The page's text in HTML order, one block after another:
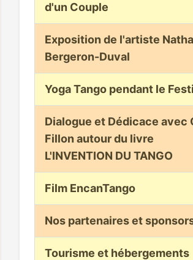
d'un Couple
Exposition de l'artiste
Bergeron-Duval
Yoga Tango pendant le
Dialogue et Dédicace avec
Fillon autour du livre
L'INVENTION DU TANGO
Film EncanTango
Nos partenaires et
Tourisme et hébergements